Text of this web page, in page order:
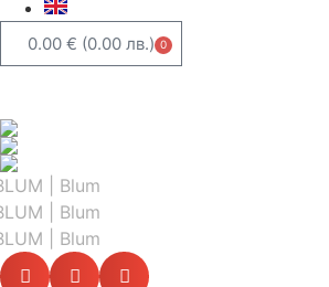
0.00 € (0.00 лв.) 0